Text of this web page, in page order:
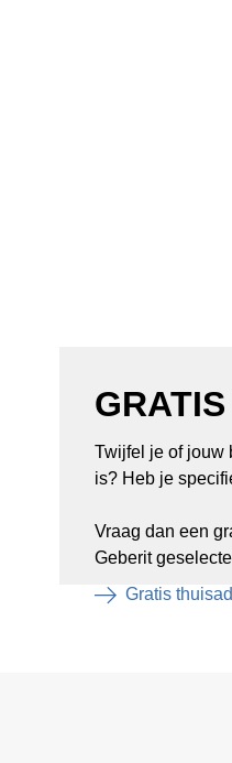
Twijfel je of jouw
is? Heb je
Vraag dan een
Geberit
langs.
Gratis